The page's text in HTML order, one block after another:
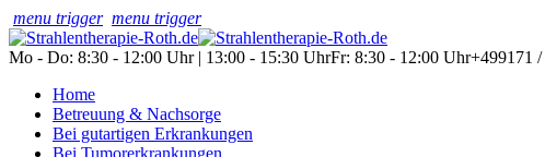
menu trigger menu trigger
Mo - Do: 8:30 - 12:00 Uhr | 13:00 - 15:30 UhrFr: 8:30 - 12:00 Uhr+499171
Home
Betreuung & Nachsorge
Bei gutartigen Erkrankungen
Bei Tumorerkrankungen